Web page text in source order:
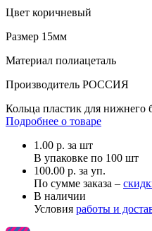
Цвет коричневый
Размер 15мм
Материал полиацеталь
Производитель РОССИЯ
Кольца пластик для нижнего
Подробнее о товаре
1.00 р. за шт
В упаковке по 100 шт
100.00 р. за уп.
По сумме заказа –
В наличии
Условия работы и